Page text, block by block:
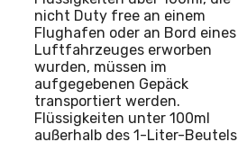
nicht Duty free an einem
Flughafen oder an Bord eines
Luftfahrzeuges erworben
wurden, müssen im
aufgegebenen Gepäck
transportiert werden.
Flüssigkeiten unter 100ml
außerhalb des 1-Liter-Beutels